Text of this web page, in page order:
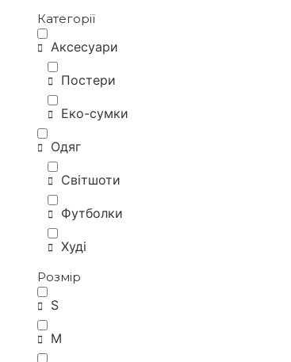
Категорії
Аксесуари
Постери
Еко-сумки
Одяг
Світшоти
Футболки
Худі
Розмір
S
M